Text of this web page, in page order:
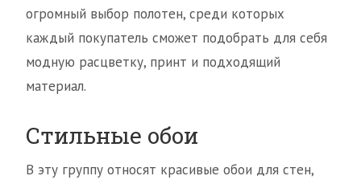
огромный выбор полотен, среди которых
каждый покупатель сможет подобрать для себя
модную расцветку, принт и подходящий
материал.
Стильные обои
В эту группу относят красивые обои для стен,